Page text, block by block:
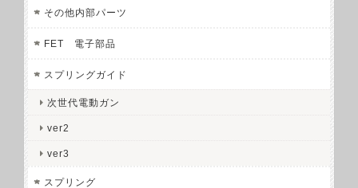
その他内部パーツ
FET 電子部品
スプリングガイド
次世代電動ガン
ver2
ver3
スプリング